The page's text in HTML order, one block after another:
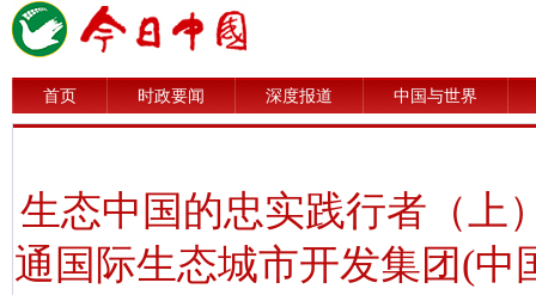
首页 时政要闻 深度报道 中国与世界
生态中国的忠实践行者（
通国际生态城市开发集团(中